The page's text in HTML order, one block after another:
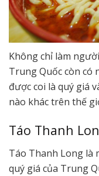
Không chỉ làm
Trung Quốc còn có
được coi là quý giá
nào khác trên thế
Táo Thanh
Táo Thanh Long là
quý giá của Trung